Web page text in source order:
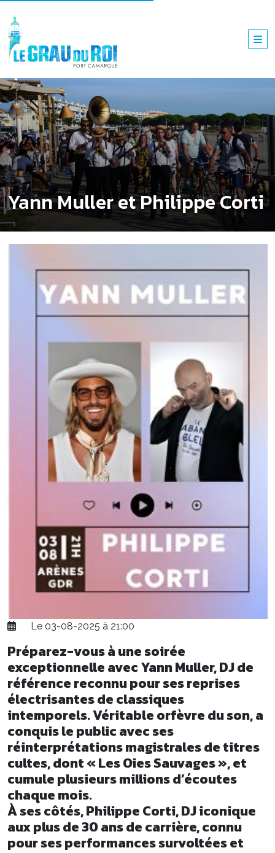
Yann Muller et Philippe Corti
Le 03-08-2025 à 21:00
Préparez-vous à une soirée
exceptionnelle avec Yann Muller, DJ de
référence reconnu pour ses reprises
électrisantes de classiques
intemporels. Véritable orfèvre du son, a
conquis le public avec ses
réinterprétations magistrales de titres
cultes, dont « Les Oies Sauvages », et
cumule plusieurs millions d’écoutes
chaque mois.
À ses côtés, Philippe Corti, DJ iconique
aux plus de 30 ans de carrière, connu
pour ses performances survoltées et